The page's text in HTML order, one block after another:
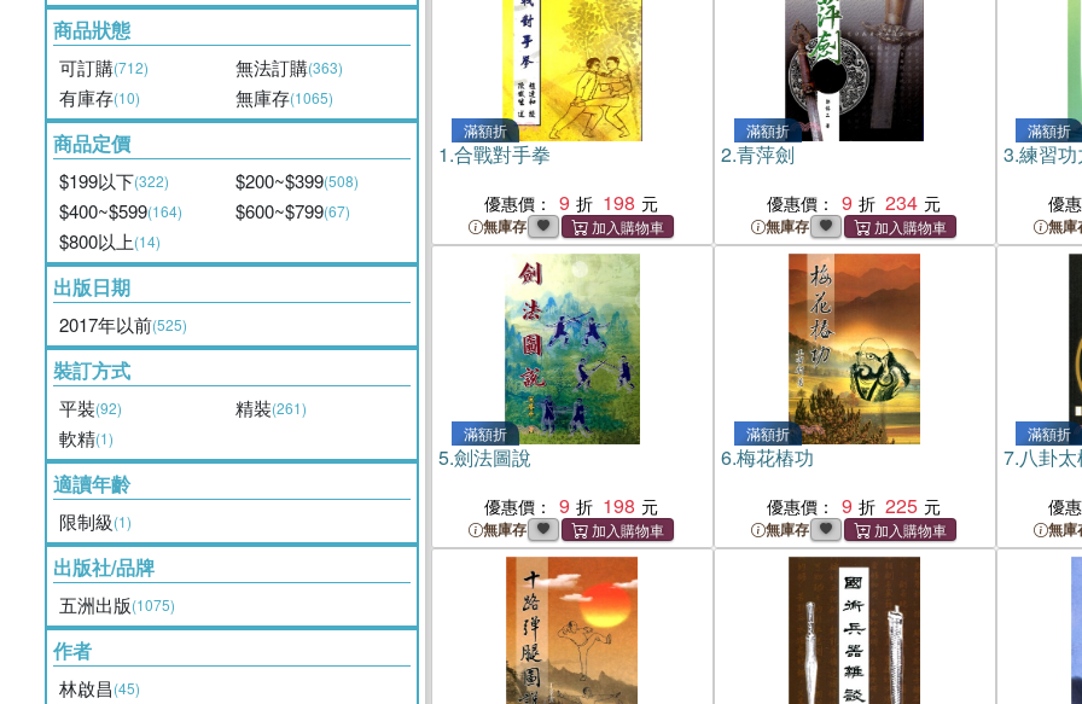
商品狀態
可訂購(712) 無法訂購(363)
有庫存(10) 無庫存(1065)
商品定價
$199以下(322) $200~$399(508)
$400~$599(164) $600~$799(67)
$800以上(14)
出版日期
2017年以前(525)
裝訂方式
平裝(92) 精裝(261)
軟精(1)
適讀年齡
限制級(1)
出版社/品牌
五洲出版(1075)
作者
林啟昌(45)
滿額折
1.合戰對手拳
優惠價： 9 198
無庫存
滿額折
2.青萍劍
優惠價： 9 234
無庫存
滿額折
3.練習
優
無庫
滿額折
5.劍法圖說
優惠價： 9 198
無庫存
滿額折
6.梅花樁功
優惠價： 9 225
無庫存
滿額折
7.八卦
優
無庫